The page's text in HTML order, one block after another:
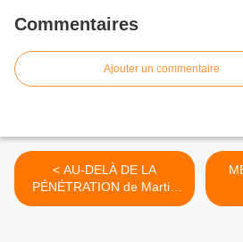
Commentaires
Ajouter un commentaire
< AU-DELÀ DE LA
PÉNÉTRATION de Martin
Page